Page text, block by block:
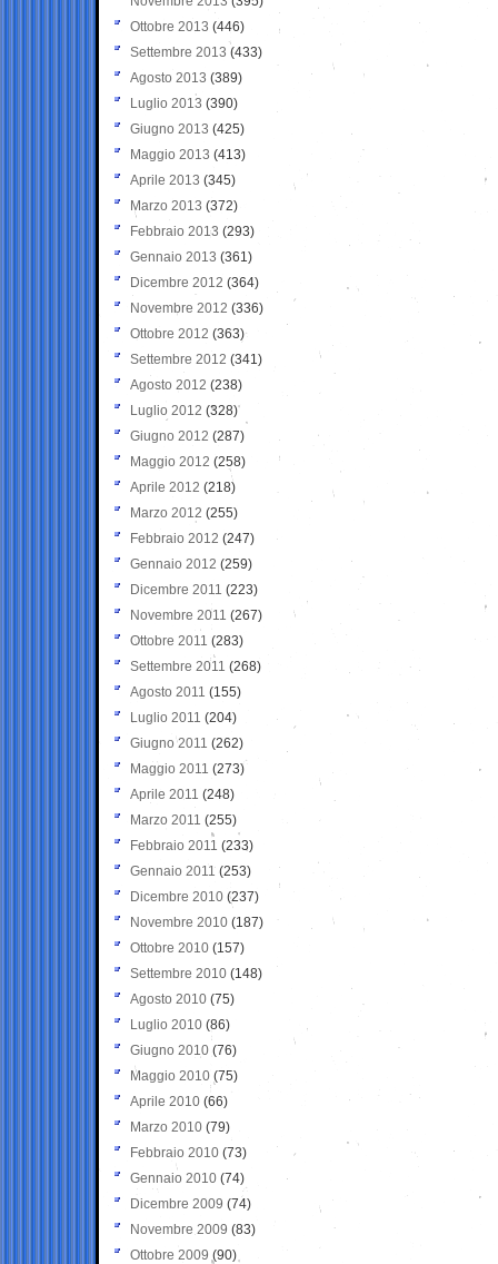
Ottobre 2013 (446)
Settembre 2013 (433)
Agosto 2013 (389)
Luglio 2013 (390)
Giugno 2013 (425)
Maggio 2013 (413)
Aprile 2013 (345)
Marzo 2013 (372)
Febbraio 2013 (293)
Gennaio 2013 (361)
Dicembre 2012 (364)
Novembre 2012 (336)
Ottobre 2012 (363)
Settembre 2012 (341)
Agosto 2012 (238)
Luglio 2012 (328)
Giugno 2012 (287)
Maggio 2012 (258)
Aprile 2012 (218)
Marzo 2012 (255)
Febbraio 2012 (247)
Gennaio 2012 (259)
Dicembre 2011 (223)
Novembre 2011 (267)
Ottobre 2011 (283)
Settembre 2011 (268)
Agosto 2011 (155)
Luglio 2011 (204)
Giugno 2011 (262)
Maggio 2011 (273)
Aprile 2011 (248)
Marzo 2011 (255)
Febbraio 2011 (233)
Gennaio 2011 (253)
Dicembre 2010 (237)
Novembre 2010 (187)
Ottobre 2010 (157)
Settembre 2010 (148)
Agosto 2010 (75)
Luglio 2010 (86)
Giugno 2010 (76)
Maggio 2010 (75)
Aprile 2010 (66)
Marzo 2010 (79)
Febbraio 2010 (73)
Gennaio 2010 (74)
Dicembre 2009 (74)
Novembre 2009 (83)
Ottobre 2009 (90)